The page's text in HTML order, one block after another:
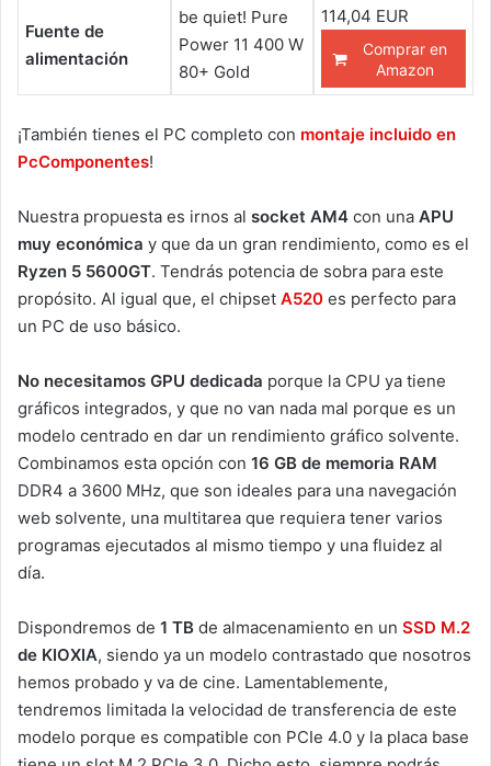
Fuente de
alimentación
be quiet! Pure
Power 11 400 W
80+ Gold
114,04 EUR
Comprar en
Amazon
¡También tienes el PC completo con montaje incluido en
PcComponentes!
Nuestra propuesta es irnos al socket AM4 con una APU
muy económica y que da un gran rendimiento, como es el
Ryzen 5 5600GT. Tendrás potencia de sobra para este
propósito. Al igual que, el chipset A520 es perfecto para
un PC de uso básico.
No necesitamos GPU dedicada porque la CPU ya tiene
gráficos integrados, y que no van nada mal porque es un
modelo centrado en dar un rendimiento gráfico solvente.
Combinamos esta opción con 16 GB de memoria RAM
DDR4 a 3600 MHz, que son ideales para una navegación
web solvente, una multitarea que requiera tener varios
programas ejecutados al mismo tiempo y una fluidez al
día.
Dispondremos de 1 TB de almacenamiento en un SSD M.2
de KIOXIA, siendo ya un modelo contrastado que nosotros
hemos probado y va de cine. Lamentablemente,
tendremos limitada la velocidad de transferencia de este
modelo porque es compatible con PCIe 4.0 y la placa base